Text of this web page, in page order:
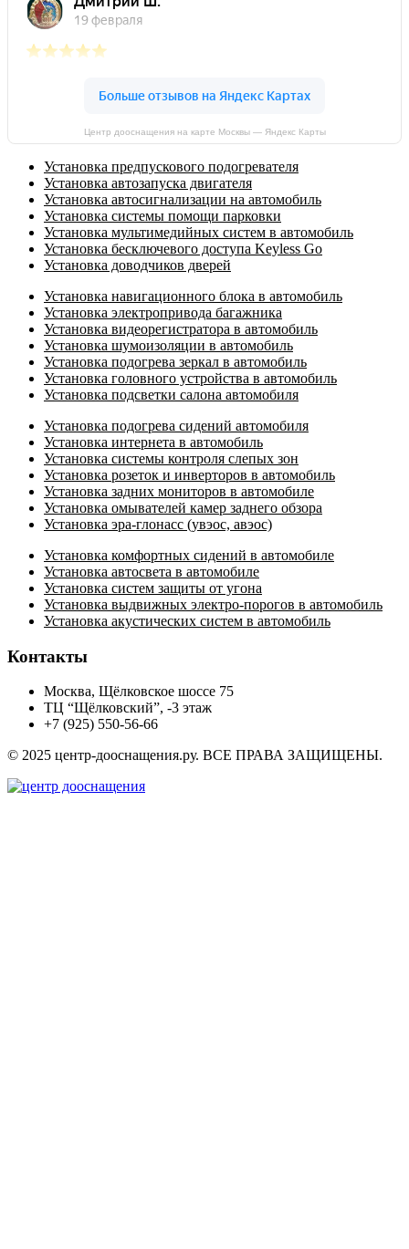
Центр дооснащения на карте Москвы — Яндекс Карты
Установка предпускового подогревателя
Установка автозапуска двигателя
Установка автосигнализации на автомобиль
Установка системы помощи парковки
Установка мультимедийных систем в автомобиль
Установка бесключевого доступа Keyless Go
Установка доводчиков дверей
Установка навигационного блока в автомобиль
Установка электропривода багажника
Установка видеорегистратора в автомобиль
Установка шумоизоляции в автомобиль
Установка подогрева зеркал в автомобиль
Установка головного устройства в автомобиль
Установка подсветки салона автомобиля
Установка подогрева сидений автомобиля
Установка интернета в автомобиль
Установка системы контроля слепых зон
Установка розеток и инверторов в автомобиль
Установка задних мониторов в автомобиле
Установка омывателей камер заднего обзора
Установка эра-глонасс (увэос, авэос)
Установка комфортных сидений в автомобиле
Установка автосвета в автомобиле
Установка систем защиты от угона
Установка выдвижных электро-порогов в автомобиль
Установка акустических систем в автомобиль
Контакты
Москва, Щёлковское шоссе 75
ТЦ “Щёлковский”, -3 этаж
+7 (925) 550-56-66
© 2025 центр-дооснащения.ру. ВСЕ ПРАВА ЗАЩИЩЕНЫ.